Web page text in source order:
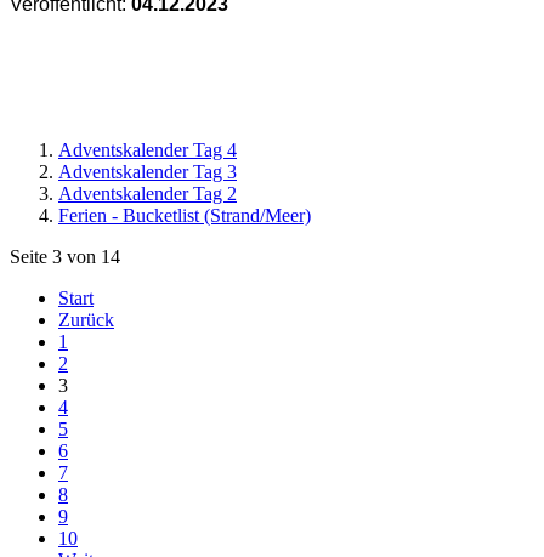
Adventskalender Tag 4
Adventskalender Tag 3
Adventskalender Tag 2
Ferien - Bucketlist (Strand/Meer)
Seite 3 von 14
Start
Zurück
1
2
3
4
5
6
7
8
9
10